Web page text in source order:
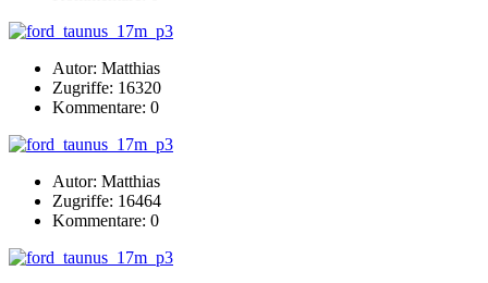
Autor: Matthias
Zugriffe: 16320
Kommentare: 0
Autor: Matthias
Zugriffe: 16464
Kommentare: 0